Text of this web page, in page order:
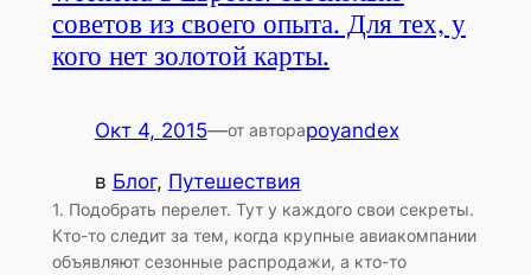
советов из своего опыта. Для тех, у
кого нет золотой карты.
Окт 4, 2015—от автораpoyandex
в Блог, Путешествия
1. Подобрать перелет. Тут у каждого свои секреты.
Кто-то следит за тем, когда крупные авиакомпании
объявляют сезонные распродажи, а кто-то